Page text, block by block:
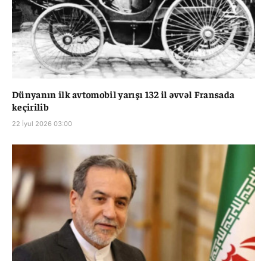
Dünyanın ilk avtomobil yarışı 132 il əvvəl Fransada
keçirilib
22 İyul 2026 03:00